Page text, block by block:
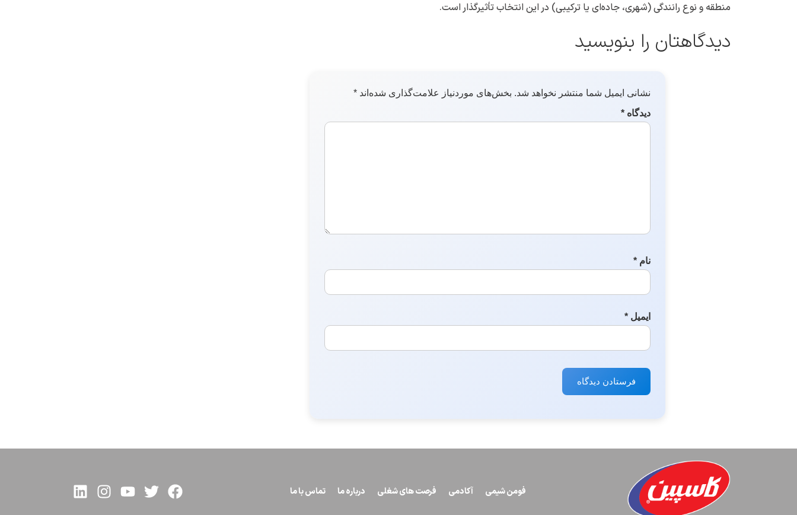
منطقه و نوع رانندگی (شهری، جاده‌ای یا ترکیبی) در این انتخاب تأثیرگذار است.
دیدگاهتان را بنویسید
نشانی ایمیل شما منتشر نخواهد شد. بخش‌های موردنیاز علامت‌گذاری شده‌اند *
دیدگاه *
نام *
ایمیل *
فومن شیمی آکادمی فرصت های شغلی درباره ما تماس با ما